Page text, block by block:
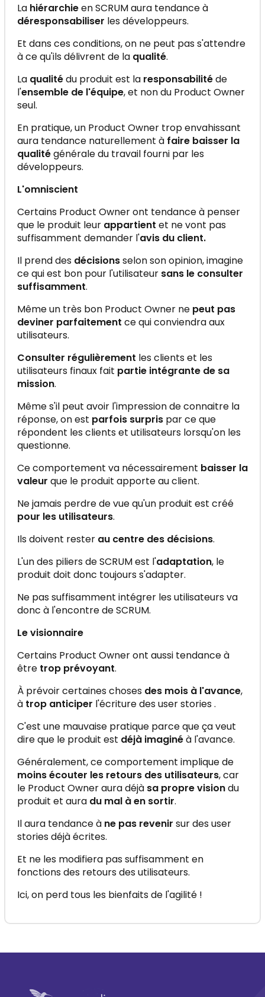
La hiérarchieen SCRUM aura tendance à
déresponsabiliser les développeurs.
Et dans ces conditions, on ne peut pas s'attendre
à ce qu'ils délivrent de la qualité.
La qualitédu produit est la responsabilitéde
l'ensemble de l'équipe, et non du Product Owner
seul.
En pratique, un Product Owner trop envahissant
aura tendance naturellement à faire baisser la
qualitégénérale du travail fourni par les
développeurs.
L'omniscient
Certains Product Owner ont tendance à penser
que le produit leur appartient et ne vont pas
suffisamment demander l'avis du client.
Il prend des décisionsselon son opinion, imagine
ce qui est bon pour l'utilisateur sans le consulter
suffisamment.
Même un très bon Product Owner ne peut pas
deviner parfaitement ce qui conviendra aux
utilisateurs.
Consulter régulièrement les clients et les
utilisateurs finaux fait partie intégrante de sa
mission.
Même s'il peut avoir l'impression de connaitre la
réponse, on est parfois surpris par ce que
répondent les clients et utilisateurs lorsqu'on les
questionne.
Ce comportement va nécessairement baisser la
valeur que le produit apporte au client.
Ne jamais perdre de vue qu'un produit est créé
pour les utilisateurs.
Ils doivent rester au centre des décisions.
L'un des piliers de SCRUM est l'adaptation, le
produit doit donc toujours s'adapter.
Ne pas suffisamment intégrer les utilisateurs va
donc à l'encontre de SCRUM.
Le visionnaire
Certains Product Owner ont aussi tendance à
être trop prévoyant.
À prévoir certaines choses des mois à l'avance,
à trop anticiper l'écriture des user stories .
C'est une mauvaise pratique parce que ça veut
dire que le produit est déjà imaginéà l'avance.
Généralement, ce comportement implique de
moins écouter les retours des utilisateurs, car
le Product Owner aura déjà sa propre visiondu
produit et aura du mal à en sortir.
Il aura tendance à ne pas revenir sur des user
stories déjà écrites.
Et ne les modifiera pas suffisamment en
fonctions des retours des utilisateurs.
Ici, on perd tous les bienfaits de l'agilité !